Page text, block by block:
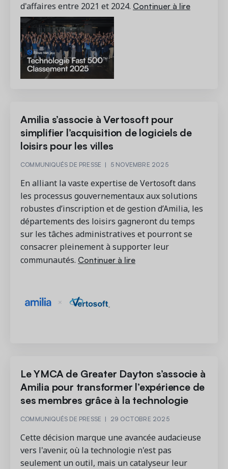
d'affaires entre 2021 et 2024. Continuer à lire
Amilia s’associe à Vertosoft pour
simplifier l’acquisition de logiciels de
loisirs pour les villes
COMMUNIQUÉS DE PRESSE | 5 NOVEMBRE 2025
En alliant la vaste expertise de Vertosoft dans
les processus gouvernementaux aux solutions
robustes d’inscription et de gestion d’Amilia, les
départements des loisirs gagneront du temps
sur les tâches administratives et pourront se
consacrer pleinement à supporter leur
communautés. Continuer à lire
Le YMCA de Greater Dayton s’associe à
Amilia pour transformer l’expérience de
ses membres grâce à la technologie
COMMUNIQUÉS DE PRESSE | 29 OCTOBRE 2025
Cette décision marque une avancée audacieuse
vers l'avenir, où la technologie n'est pas
seulement un outil, mais un catalyseur leur